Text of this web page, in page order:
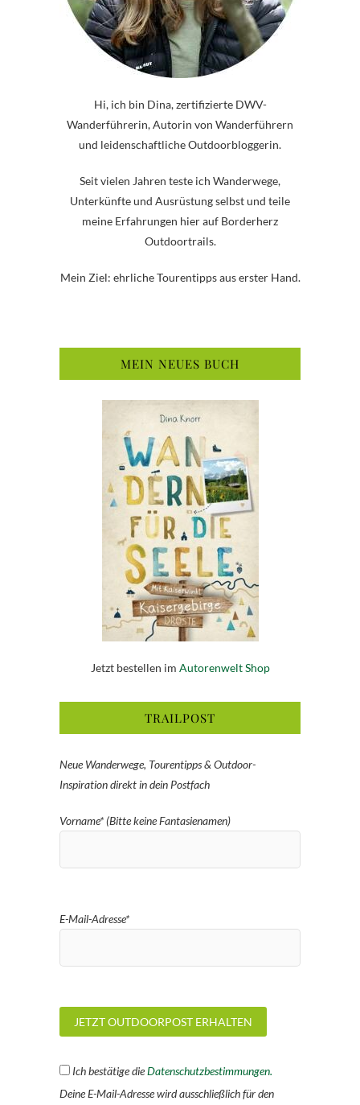
Hi, ich bin Dina, zertifizierte DWV-
Wanderführerin, Autorin von Wanderführern
und leidenschaftliche Outdoorbloggerin.
Seit vielen Jahren teste ich Wanderwege,
Unterkünfte und Ausrüstung selbst und teile
meine Erfahrungen hier auf Borderherz
Outdoortrails.
Mein Ziel: ehrliche Tourentipps aus erster Hand.
MEIN NEUES BUCH
Jetzt bestellen im Autorenwelt Shop
TRAILPOST
Neue Wanderwege, Tourentipps & Outdoor-
Inspiration direkt in dein Postfach
Vorname* (Bitte keine Fantasienamen)
E-Mail-Adresse*
Ich bestätige dieDatenschutzbestimmungen.
Deine E-Mail-Adresse wird ausschließlich für den